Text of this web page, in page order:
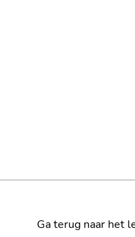
Ga terug naar het